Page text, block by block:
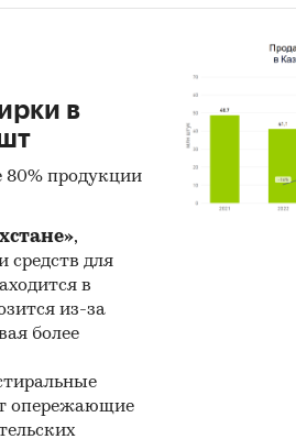
в
80% продукции
,
средств для
в
из-за
более
опережающие